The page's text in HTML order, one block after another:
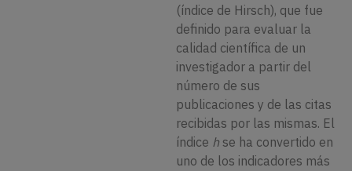
(índice de Hirsch), que fue
definido para evaluar la
calidad científica de un
investigador a partir del
número de sus
publicaciones y de las citas
recibidas por las mismas. El
índice h se ha convertido en
uno de los indicadores más